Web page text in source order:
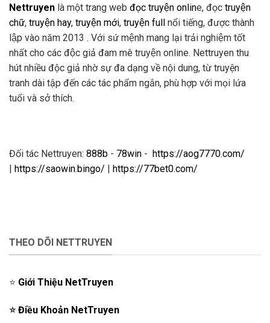
Nettruyen là một trang web đọc truyện online, đọc truyện
chữ, truyện hay, truyện mới, truyện full
nổi tiếng, được thành
lập vào năm 2013 . Với sứ mệnh mang lại trải nghiệm tốt
nhất cho các độc giả đam mê truyện online. Nettruyen thu
hút nhiều độc giả nhờ sự đa dạng về nội dung, từ truyện
tranh dài tập đến các tác phẩm ngắn, phù hợp với mọi lứa
tuổi và sở thích.
Đối tác Nettruyen: 888b - 78win - https://aog7770.com/
| https://saowin.bingo/ | https://77bet0.com/
THEO DÕI NETTRUYEN
⭐️ Giới Thiệu NetTruyen
⭐️Điều Khoản NetTruyen